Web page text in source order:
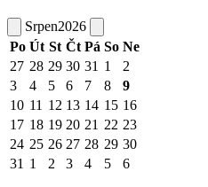
Srpen2026
Po Út St Čt Pá So Ne
27 28 29 30 31 1
2
3
4 5 6 7 8
9
10 11 12 13 14 15 16
17 18 19 20 21 22 23
24 25 26 27 28 29 30
31 1 2 3 4 5 6